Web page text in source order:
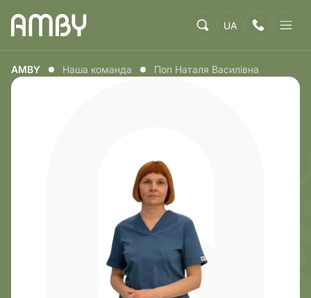
UA
AMBY Наша команда Поп Наталя Василівна